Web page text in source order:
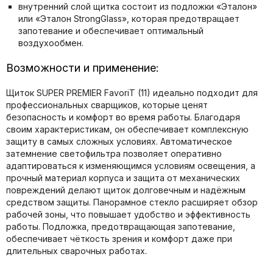
внутренний слой щитка состоит из подложки «Эталон»
или «Эталон StrongGlass», которая предотвращает
запотевание и обеспечивает оптимальный
воздухообмен.
Возможности и применение:
Щиток SUPER PREMIER FavoriT (11) идеально подходит для
профессиональных сварщиков, которые ценят
безопасность и комфорт во время работы. Благодаря
своим характеристикам, он обеспечивает комплексную
защиту в самых сложных условиях. Автоматическое
затемнение светофильтра позволяет оперативно
адаптироваться к изменяющимся условиям освещения, а
прочный материал корпуса и защита от механических
повреждений делают щиток долговечным и надёжным
средством защиты. Панорамное стекло расширяет обзор
рабочей зоны, что повышает удобство и эффективность
работы. Подложка, предотвращающая запотевание,
обеспечивает чёткость зрения и комфорт даже при
длительных сварочных работах.